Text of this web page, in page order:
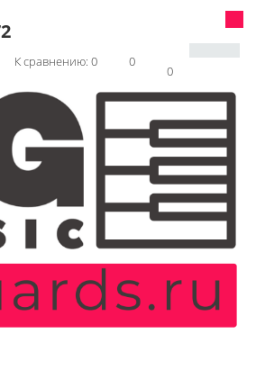
0
0
К сравнению: 0